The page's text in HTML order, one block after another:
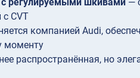
CVT
компанией Audi,
моменту
распространённая, но